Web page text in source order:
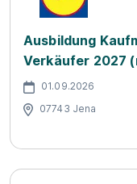
Ausbildung
Verkäufer 2027
01.09.2026
07743 Jena